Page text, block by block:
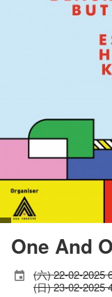
One And
(六) 22-02-2025
(日) 23-02-2025